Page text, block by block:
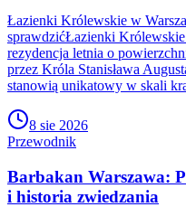
Łazienki Królewskie w
sprawdzićŁazienki
rezydencja letnia o
przez Króla Stanisława
stanowią unikatowy w skali
8 sie 2026
Przewodnik
Barbakan Warszawa:
i historia zwiedzania